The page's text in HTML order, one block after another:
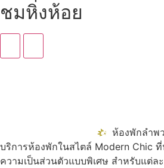
ชมหิ่งห้อย
ห้องพักลำพ
บริการห้องพักในสไตล์ Modern Chic
ความเป็นส่วนตัวแบบพิเศษ สำหรับแต่ล